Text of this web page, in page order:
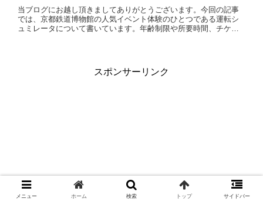
当ブログにお越し頂きましてありがとうございます。今回の記事
では、京都鉄道博物館の人気イベント体験のひとつである運転シ
ュミレータについて書いています。年齢制限や所要時間、チケッ
スポンサーリンク
メニュー ホーム 検索 トップ サイドバー